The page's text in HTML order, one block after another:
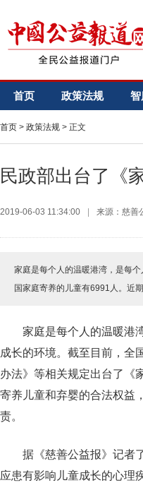
首页 政策法规 智
首页 > 政策法规 > 正文
民政部出台了《
2019-06-03 11:34:00 来源：慈善
家庭是每个人的温暖港湾，是每
国家庭寄养的儿童有6991人。近
家庭是每个人的温暖港
成长的环境。截至目前，全
办法》等相关规定出台了《
寄养儿童和弃婴的合法权益
责。
据《慈善公益报》记者
应患有影响儿童成长的心理